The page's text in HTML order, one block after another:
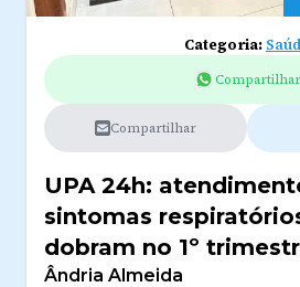
Categoria:
Compartilhar
Compartilhar
UPA 24h:
sintomas
dobram no 1º
Ândria Almeida